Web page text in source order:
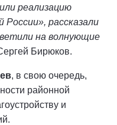
реализацию
рассказали
на волнующие
Бирюков.
, в свою очередь,
районной
и